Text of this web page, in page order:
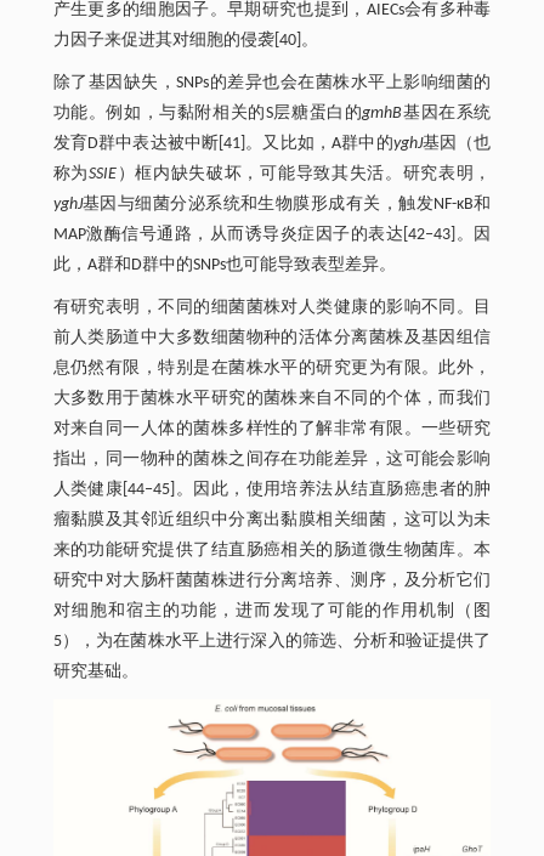
产生更多的细胞因子。早期研究也提到，AIECs会有多种毒
力因子来促进其对细胞的侵袭[40]。
除了基因缺失，SNPs的差异也会在菌株水平上影响细菌的
功能。例如，与黏附相关的S层糖蛋白的gmhB基因在系统
发育D群中表达被中断[41]。又比如，A群中的yghJ基因（也
称为SSIE）框内缺失破坏，可能导致其失活。研究表明，
yghJ基因与细菌分泌系统和生物膜形成有关，触发NF-κB和
MAP激酶信号通路，从而诱导炎症因子的表达[42‒43]。因
此，A群和D群中的SNPs也可能导致表型差异。
有研究表明，不同的细菌菌株对人类健康的影响不同。目
前人类肠道中大多数细菌物种的活体分离菌株及基因组信
息仍然有限，特别是在菌株水平的研究更为有限。此外，
大多数用于菌株水平研究的菌株来自不同的个体，而我们
对来自同一人体的菌株多样性的了解非常有限。一些研究
指出，同一物种的菌株之间存在功能差异，这可能会影响
人类健康[44‒45]。因此，使用培养法从结直肠癌患者的肿
瘤黏膜及其邻近组织中分离出黏膜相关细菌，这可以为未
来的功能研究提供了结直肠癌相关的肠道微生物菌库。本
研究中对大肠杆菌菌株进行分离培养、测序，及分析它们
对细胞和宿主的功能，进而发现了可能的作用机制（图
5），为在菌株水平上进行深入的筛选、分析和验证提供了
研究基础。